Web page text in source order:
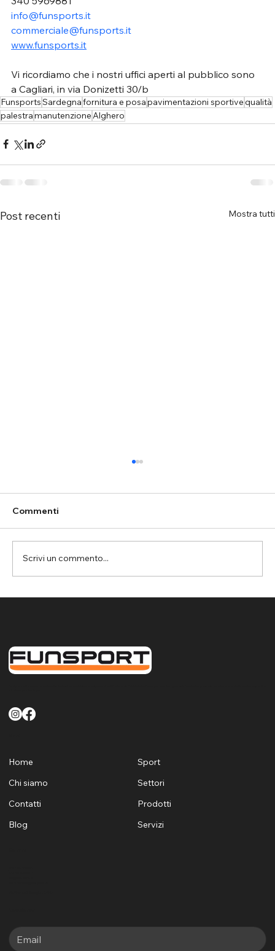
info@funsports.it
commerciale@funsports.it
www.funsports.it
Vi ricordiamo che i nostri uffici aperti al pubblico sono
a Cagliari, in via Donizetti 30/b
FunsportsSardegnafornitura e posapavimentazioni sportivequalità
palestramanutenzione Alghero
Post recenti Mostra tutti
Commenti
Scrivi un commento...
Home
Chi siamo
Contatti
Blog
Sport
Settori
Prodotti
Servizi